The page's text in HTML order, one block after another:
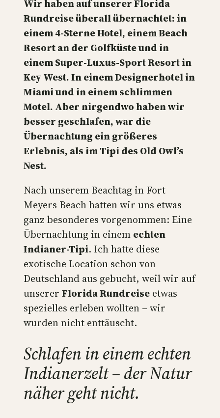
Wir haben auf unserer Florida
Rundreise überall übernachtet: in
einem 4-Sterne Hotel, einem Beach
Resort an der Golfküste und in
einem Super-Luxus-Sport Resort in
Key West. In einem Designerhotel in
Miami und in einem schlimmen
Motel. Aber nirgendwo haben wir
besser geschlafen, war die
Übernachtung ein größeres
Erlebnis, als im Tipi des Old Owl’s
Nest.
Nach unserem Beachtag in Fort
Meyers Beach hatten wir uns etwas
ganz besonderes vorgenommen: Eine
Übernachtung in einem echten
Indianer-Tipi. Ich hatte diese
exotische Location schon von
Deutschland aus gebucht, weil wir auf
unserer Florida Rundreise etwas
spezielles erleben wollten – wir
wurden nicht enttäuscht.
Schlafen in einem echten
Indianerzelt – der Natur
näher geht nicht.